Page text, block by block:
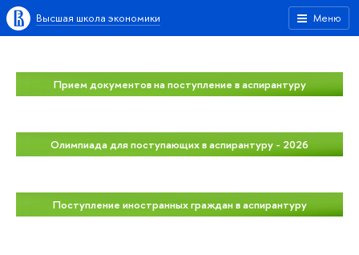
Меню
Высшая школа экономики
Прием документов на поступление в аспирантуру
Олимпиада для поступающих в аспирантуру - 2026
Поступление иностранных граждан в аспирантуру